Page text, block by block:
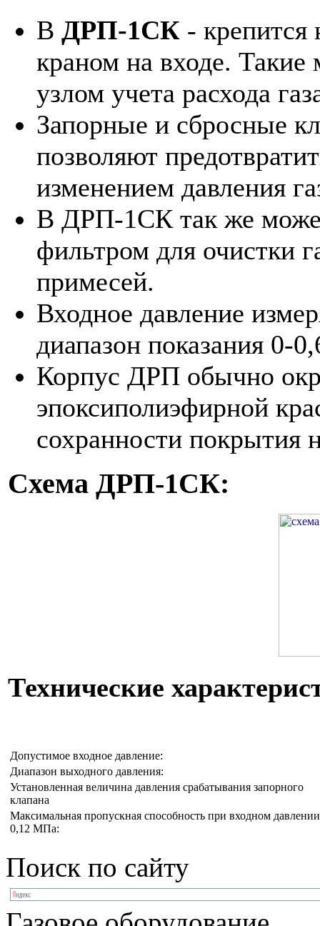
В ДРП-1СК - крепится
краном на входе.
узлом учета расхода
Запорные и сбросные
позволяют
изменением давления
В ДРП-1СК так же
фильтром для очистки
примесей.
Входное давление
диапазон показания 0-
Корпус ДРП обычно
эпоксиполиэфирной
сохранности покрытия
Схема ДРП-1СК:
Технические
Допустимое входное давление:
Диапазон выходного давления:
Установленная величина давления срабатывания запорного
клапана
Максимальная пропускная способность при входном давлении
0,12 МПа:
Поиск по сайту